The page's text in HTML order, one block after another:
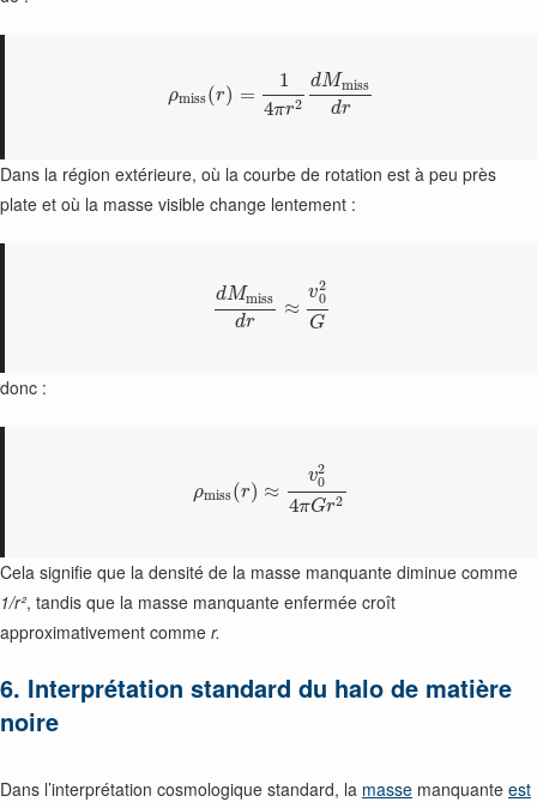
ρmiss(r) =
1
4πr2
dMmiss
dr
Dans la région extérieure, où la courbe de rotation est à peu près
plate et où la masse visible change lentement :
dMmiss
dr
≈
v2
0
G
donc :
ρmiss(r) ≈
v2
0
4πGr2
Cela signifie que la densité de la masse manquante diminue comme
1/r², tandis que la masse manquante enfermée croît
approximativement comme r.
6. Interprétation standard du halo de matière
noire
Dans l’interprétation cosmologique standard, la masse manquante est